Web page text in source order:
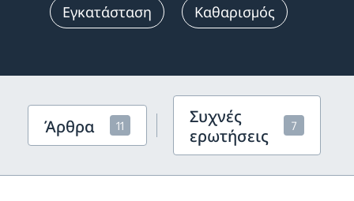
Εγκατάσταση Καθαρισμός
Άρθρα 11
Συχνές
ερωτήσεις
7